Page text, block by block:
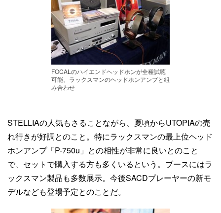
FOCALのハイエンドヘッドホンが全種試聴
可能。ラックスマンのヘッドホンアンプと組
み合わせ
STELLIAの人気もさることながら、夏頃からUTOPIAの売
れ行きが好調とのこと。特にラックスマンの最上位ヘッド
ホンアンプ「P-750u」との相性が非常に良いとのこと
で、セットで購入する方も多くいるという。ブースにはラ
ックスマン製品も多数展示。今後SACDプレーヤーの新モ
デルなども登場予定とのことだ。